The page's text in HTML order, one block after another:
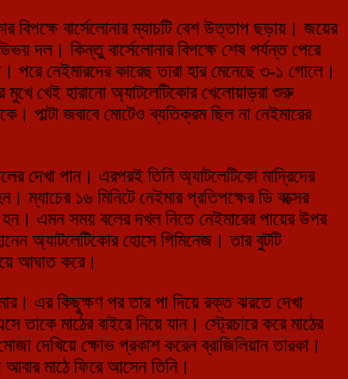
বিপক্ষে বার্সেলোনার ম্যাচটি বেশ উত্তাপ ছড়ায়। জয়ের
দল। কিন্তু বার্সেলোনার বিপক্ষে শেষ পর্যন্ত পেরে
পরে নেইমারদের কারেছ তারা হার মেনেছে ৩-১ গোলে।
মুখে খেই হারানো অ্যাটলেটিকোর খেলোয়াড়রা শুরু
পাল্টা জবাবে মোটেও ব্যতিক্রম ছিল না নেইমারের
দেখা পান। এরপরই তিনি অ্যাটলেটিকো মাদ্রিদের
ম্যাচের ১৬ মিনিটে নেইমার প্রতিপক্ষের ডি বক্সের
এমন সময় বলের দখল নিতে নেইমারের পায়ের উপর
অ্যাটলেটিকোর হোসে গিমিনেজ। তার বুটটি
আঘাত করে।
এর কিছুক্ষণ পর তার পা দিয়ে রক্ত ঝরতে দেখা
তাকে মাঠের বাইরে নিয়ে যান। স্ট্রেচারে করে মাঠের
দেখিয়ে ক্ষোভ প্রকাশ করেন ব্রাজিলিয়ান তারকা।
আবার মাঠে ফিরে আসেন তিনি।